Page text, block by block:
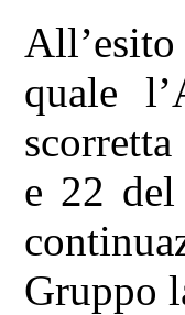
quale
e 22
Gruppo